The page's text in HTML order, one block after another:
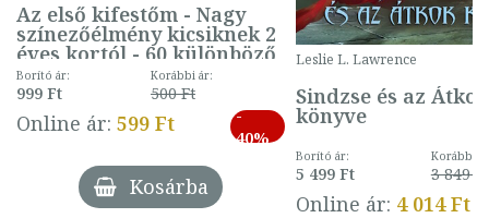
Az első kifestőm - Nagy
színezőélmény kicsiknek 2
éves kortól - 60 különböző
mintával (gombás)
Borító ár:
999 Ft
Korábbi ár:
500 Ft
Online ár: 599 Ft
-
40%
Kosárba
Leslie L. Lawrence
Sindzse és az Átkok
könyve
Borító ár:
5 499 Ft
Korábbi
3 849 Ft
Online ár: 4 014 Ft